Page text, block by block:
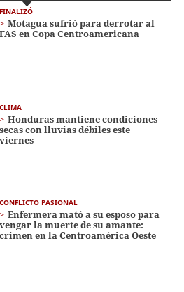
FINALIZÓ
Motagua sufrió para derrotar al
FAS en Copa Centroamericana
CLIMA
Honduras mantiene condiciones
secas con lluvias débiles este
viernes
CONFLICTO PASIONAL
Enfermera mató a su esposo para
vengar la muerte de su amante:
crimen en la Centroamérica Oeste